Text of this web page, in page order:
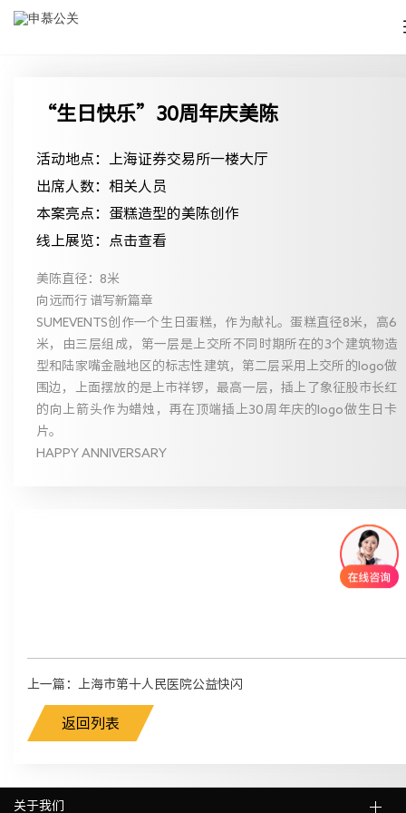
“生日快乐”30周年庆美陈
活动地点：上海证券交易所一楼大厅
出席人数：相关人员
本案亮点：蛋糕造型的美陈创作
线上展览：点击查看
美陈直径：8米
向远而行 谱写新篇章
SUMEVENTS创作一个生日蛋糕，作为献礼。蛋糕直径8米，高6
米，由三层组成，第一层是上交所不同时期所在的3个建筑物造
型和陆家嘴金融地区的标志性建筑，第二层采用上交所的logo做
围边，上面摆放的是上市祥锣，最高一层，插上了象征股市长红
的向上箭头作为蜡烛，再在顶端插上30周年庆的logo做生日卡
片。
HAPPY ANNIVERSARY
上一篇：上海市第十人民医院公益快闪
返回列表
关于我们